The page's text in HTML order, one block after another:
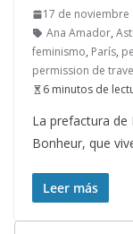
17 de noviembre
Ana Amador,
feminismo, París,
permission de
6 minutos de
La prefactura de
Bonheur, que
Leer más